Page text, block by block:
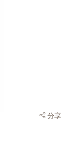
分享